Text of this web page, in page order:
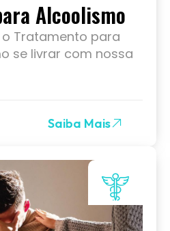
Alcoolismo
Tratamento para
se livrar com nossa
Saiba Mais